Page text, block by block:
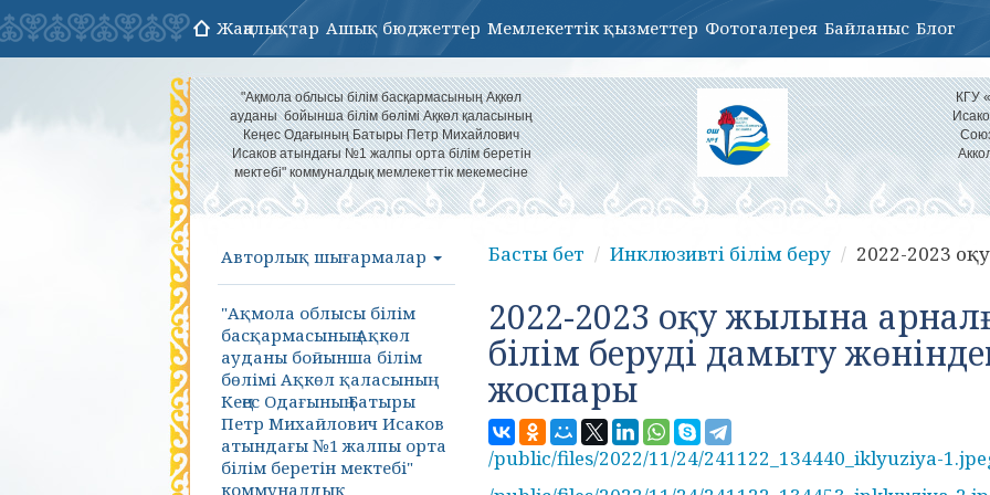
Жаңалықтар Ашық бюджеттер Мемлекеттік қызметтер Фотогалерея Байланыс Блог
"Ақмола облысы білім басқармасының Ақкөл
ауданы бойынша білім бөлімі Ақкөл қаласының
Кеңес Одағының Батыры Петр Михайлович
Исаков атындағы №1 жалпы орта білім беретін
мектебі" коммуналдық мемлекеттік мекемесіне
КГУ
Авторлық шығармалар
"Ақмола облысы білім
басқармасының Ақкөл
ауданы бойынша білім
бөлімі Ақкөл қаласының
Кеңес Одағының Батыры
Петр Михайлович Исаков
атындағы №1 жалпы орта
білім беретін мектебі"
коммуналдық
Басты бет Инклюзивті білім беру 2022-2023
2022-2023 оқу жылына
білім беруді дамыту
жоспары
/public/files/2022/11/24/241122_134440_iklyuziya-